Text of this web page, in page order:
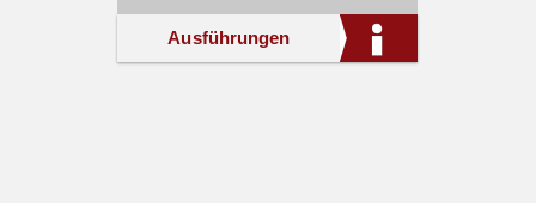
Ausführungen